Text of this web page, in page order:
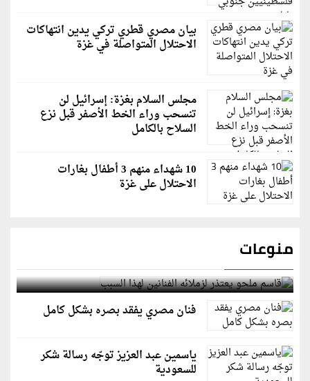
بيان مصري قطري تركي يدين انتهاكات
الاحتلال المتواصلة في غزة
مجلس السلام بغزة: إسرائيل لن
تنسحب وراء الخط الأصفر قبل نزع
السلاح بالكامل
10 شهداء منهم 3 أطفال بغارات
الاحتلال على غزة
منوعات
قاسم ملحو يعتذر لزملائه الفنانين لهذا السبب
فنان مصري يفقد بصره بشكل كامل
ياسمين عبد العزيز توجّه رسالة شكر
للسعودية